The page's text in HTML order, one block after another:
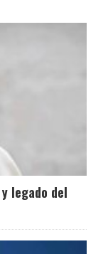
legado del